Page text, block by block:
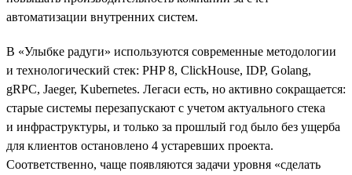
автоматизации внутренних систем.
В «Улыбке радуги» используются современные методологии
и технологический стек: PHP 8, ClickHouse, IDP, Golang,
gRPC, Jaeger, Kubernetes. Легаси есть, но активно сокращается:
старые системы перезапускают с учетом актуального стека
и инфраструктуры, и только за прошлый год было без ущерба
для клиентов остановлено 4 устаревших проекта.
Соответственно, чаще появляются задачи уровня «сделать